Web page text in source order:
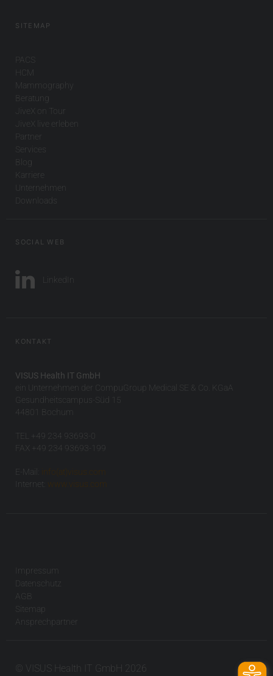
SITEMAP
PACS
HCM
Mammography
Beratung
JiveX on Tour
JiveX live erleben
Partner
Services
Blog
Karriere
Unternehmen
Downloads
SOCIAL WEB
LinkedIn
KONTAKT
VISUS Health IT GmbH
ein Unternehmen der CompuGroup Medical SE & Co. KGaA
Gesundheitscampus-Süd 15
44801 Bochum
TEL +49 234 93693-0
FAX +49 234 93693-199
E-Mail:
info(at)visus.com
Internet:
www.visus.com
Impressum
Datenschutz
AGB
Sitemap
Ansprechpartner
© VISUS Health IT GmbH 2026